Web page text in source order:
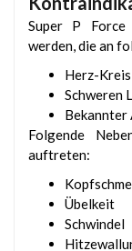
Super P
werden, die an
Herz-
Schweren
Folgende
auftreten:
Übelkeit
Schwindel